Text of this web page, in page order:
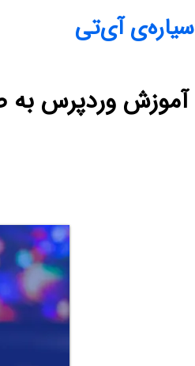
سیاره‌ی آی‌تی
آموزش وردپرس به